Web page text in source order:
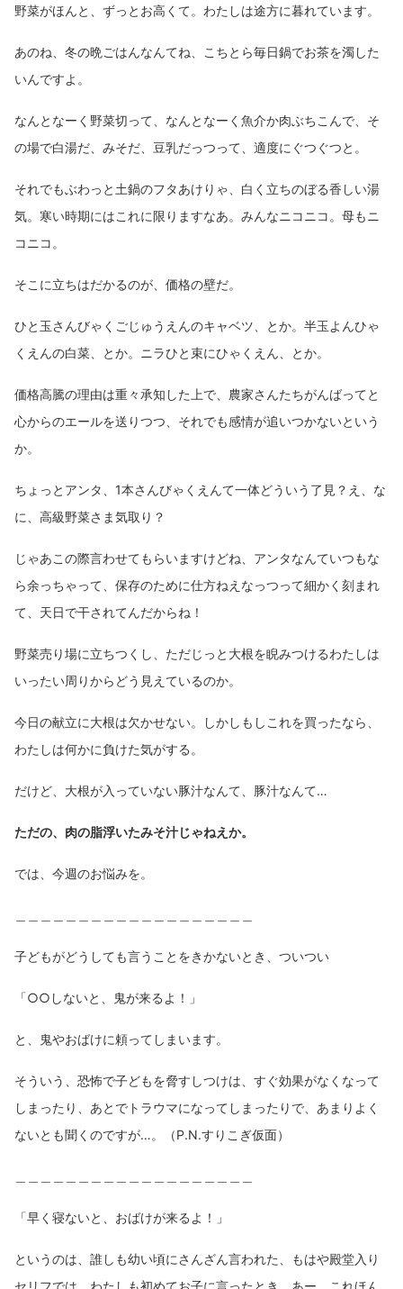
野菜がほんと、ずっとお高くて。わたしは途方に暮れています。
あのね、冬の晩ごはんなんてね、こちとら毎日鍋でお茶を濁した
いんですよ。
なんとなーく野菜切って、なんとなーく魚介か肉ぶちこんで、そ
の場で白湯だ、みそだ、豆乳だっつって、適度にぐつぐつと。
それでもぶわっと土鍋のフタあけりゃ、白く立ちのぼる香しい湯
気。寒い時期にはこれに限りますなあ。みんなニコニコ。母もニ
コニコ。
そこに立ちはだかるのが、価格の壁だ。
ひと玉さんびゃくごじゅうえんのキャベツ、とか。半玉よんひゃ
くえんの白菜、とか。ニラひと束にひゃくえん、とか。
価格高騰の理由は重々承知した上で、農家さんたちがんばってと
心からのエールを送りつつ、それでも感情が追いつかないという
か。
ちょっとアンタ、1本さんびゃくえんて一体どういう了見？え、な
に、高級野菜さま気取り？
じゃあこの際言わせてもらいますけどね、アンタなんていつもな
ら余っちゃって、保存のために仕方ねえなっつって細かく刻まれ
て、天日で干されてんだからね！
野菜売り場に立ちつくし、ただじっと大根を睨みつけるわたしは
いったい周りからどう見えているのか。
今日の献立に大根は欠かせない。しかしもしこれを買ったなら、
わたしは何かに負けた気がする。
だけど、大根が入っていない豚汁なんて、豚汁なんて…
ただの、肉の脂浮いたみそ汁じゃねえか。
では、今週のお悩みを。
子どもがどうしても言うことをきかないとき、ついつい
「○○しないと、鬼が来るよ！」
と、鬼やおばけに頼ってしまいます。
そういう、恐怖で子どもを脅すしつけは、すぐ効果がなくなって
しまったり、あとでトラウマになってしまったりで、あまりよく
ないとも聞くのですが…。（P.N.すりこぎ仮面）
「早く寝ないと、おばけが来るよ！」
というのは、誰しも幼い頃にさんざん言われた、もはや殿堂入り
セリフでは。わたしも初めてお子に言ったとき、あー、これほん